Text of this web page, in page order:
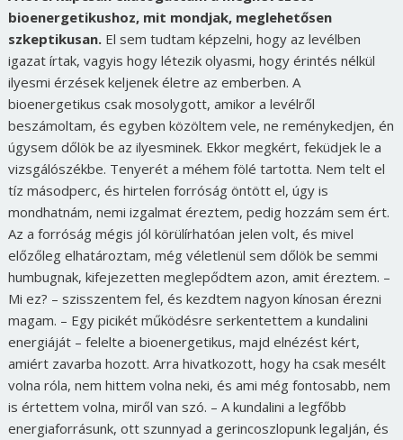
bioenergetikushoz, mit mondjak, meglehetősen
szkeptikusan.El sem tudtam képzelni, hogy az levélben
igazat írtak, vagyis hogy létezik olyasmi, hogy érintés nélkül
ilyesmi érzések keljenek életre az emberben. A
bioenergetikus csak mosolygott, amikor a levélről
beszámoltam, és egyben közöltem vele, ne reménykedjen, én
úgysem dőlök be az ilyesminek. Ekkor megkért, feküdjek le a
vizsgálószékbe. Tenyerét a méhem fölé tartotta. Nem telt el
tíz másodperc, és hirtelen forróság öntött el, úgy is
mondhatnám, nemi izgalmat éreztem, pedig hozzám sem ért.
Az a forróság mégis jól körülírhatóan jelen volt, és mivel
előzőleg elhatároztam, még véletlenül sem dőlök be semmi
humbugnak, kifejezetten meglepődtem azon, amit éreztem. –
Mi ez? – szisszentem fel, és kezdtem nagyon kínosan érezni
magam. – Egy picikét működésre serkentettem a kundalini
energiáját – felelte a bioenergetikus, majd elnézést kért,
amiért zavarba hozott. Arra hivatkozott, hogy ha csak mesélt
volna róla, nem hittem volna neki, és ami még fontosabb, nem
is értettem volna, miről van szó. – A kundalini a legfőbb
energiaforrásunk, ott szunnyad a gerincoszlopunk legalján, és